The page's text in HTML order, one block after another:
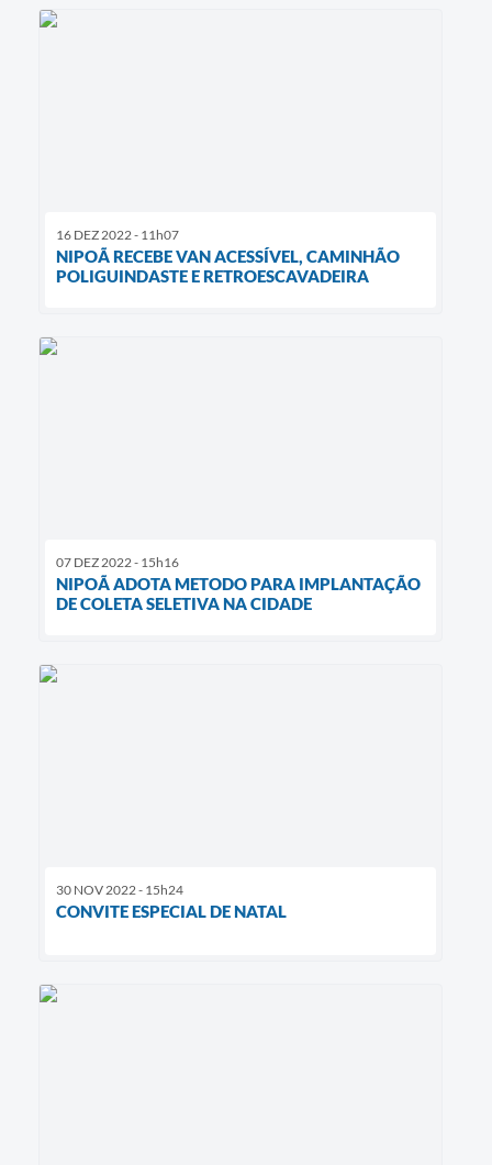
16 DEZ 2022 - 11h07
NIPOÃ RECEBE VAN ACESSÍVEL, CAMINHÃO
POLIGUINDASTE E RETROESCAVADEIRA
07 DEZ 2022 - 15h16
NIPOÃ ADOTA METODO PARA IMPLANTAÇÃO
DE COLETA SELETIVA NA CIDADE
30 NOV 2022 - 15h24
CONVITE ESPECIAL DE NATAL